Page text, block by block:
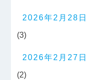
2026年2月28日
(3)
2026年2月27日
(2)